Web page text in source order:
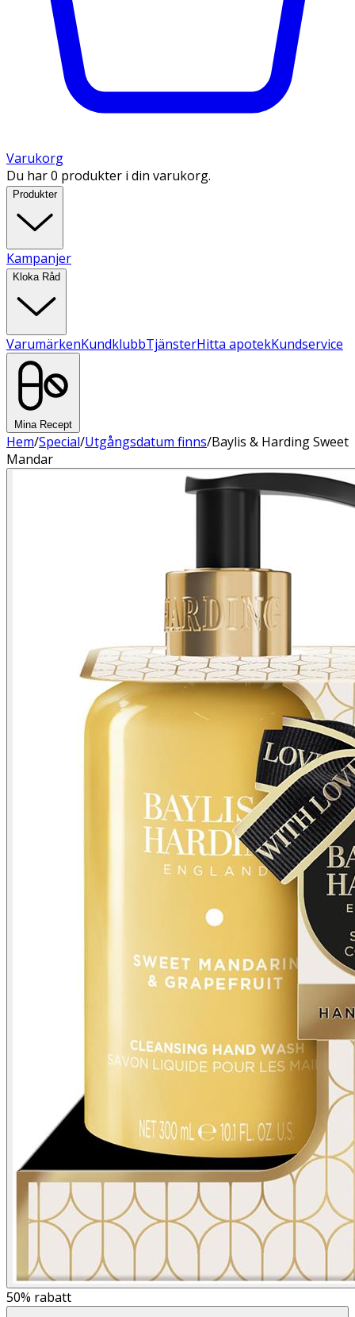
Varukorg
Du har 0 produkter i din varukorg.
Produkter
Kampanjer
Kloka Råd
VarumärkenKundklubbTjänsterHitta apotekKundservice
Mina Recept
Hem/Special/Utgångsdatum finns/Baylis & Harding Sweet
Mandar
50% rabatt